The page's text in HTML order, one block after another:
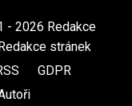
- 2026 Redakce
stránek
GDPR